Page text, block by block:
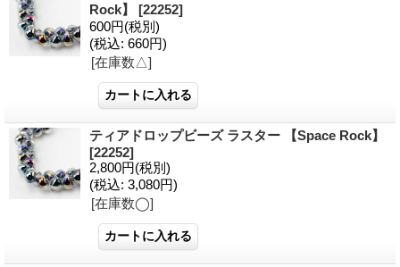
Rock】 [22252]
600円(税別)
(税込: 660円)
[在庫数△]
ティアドロップビーズ ラスター 【Space Rock】
[22252]
2,800円(税別)
(税込: 3,080円)
[在庫数◯]